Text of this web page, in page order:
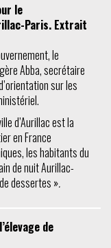
le
Paris. Extrait
le
Abba, secrétaire
sur les
d’Aurillac est la
en France
les habitants du
de nuit Aurillac-
dessertes ».
de